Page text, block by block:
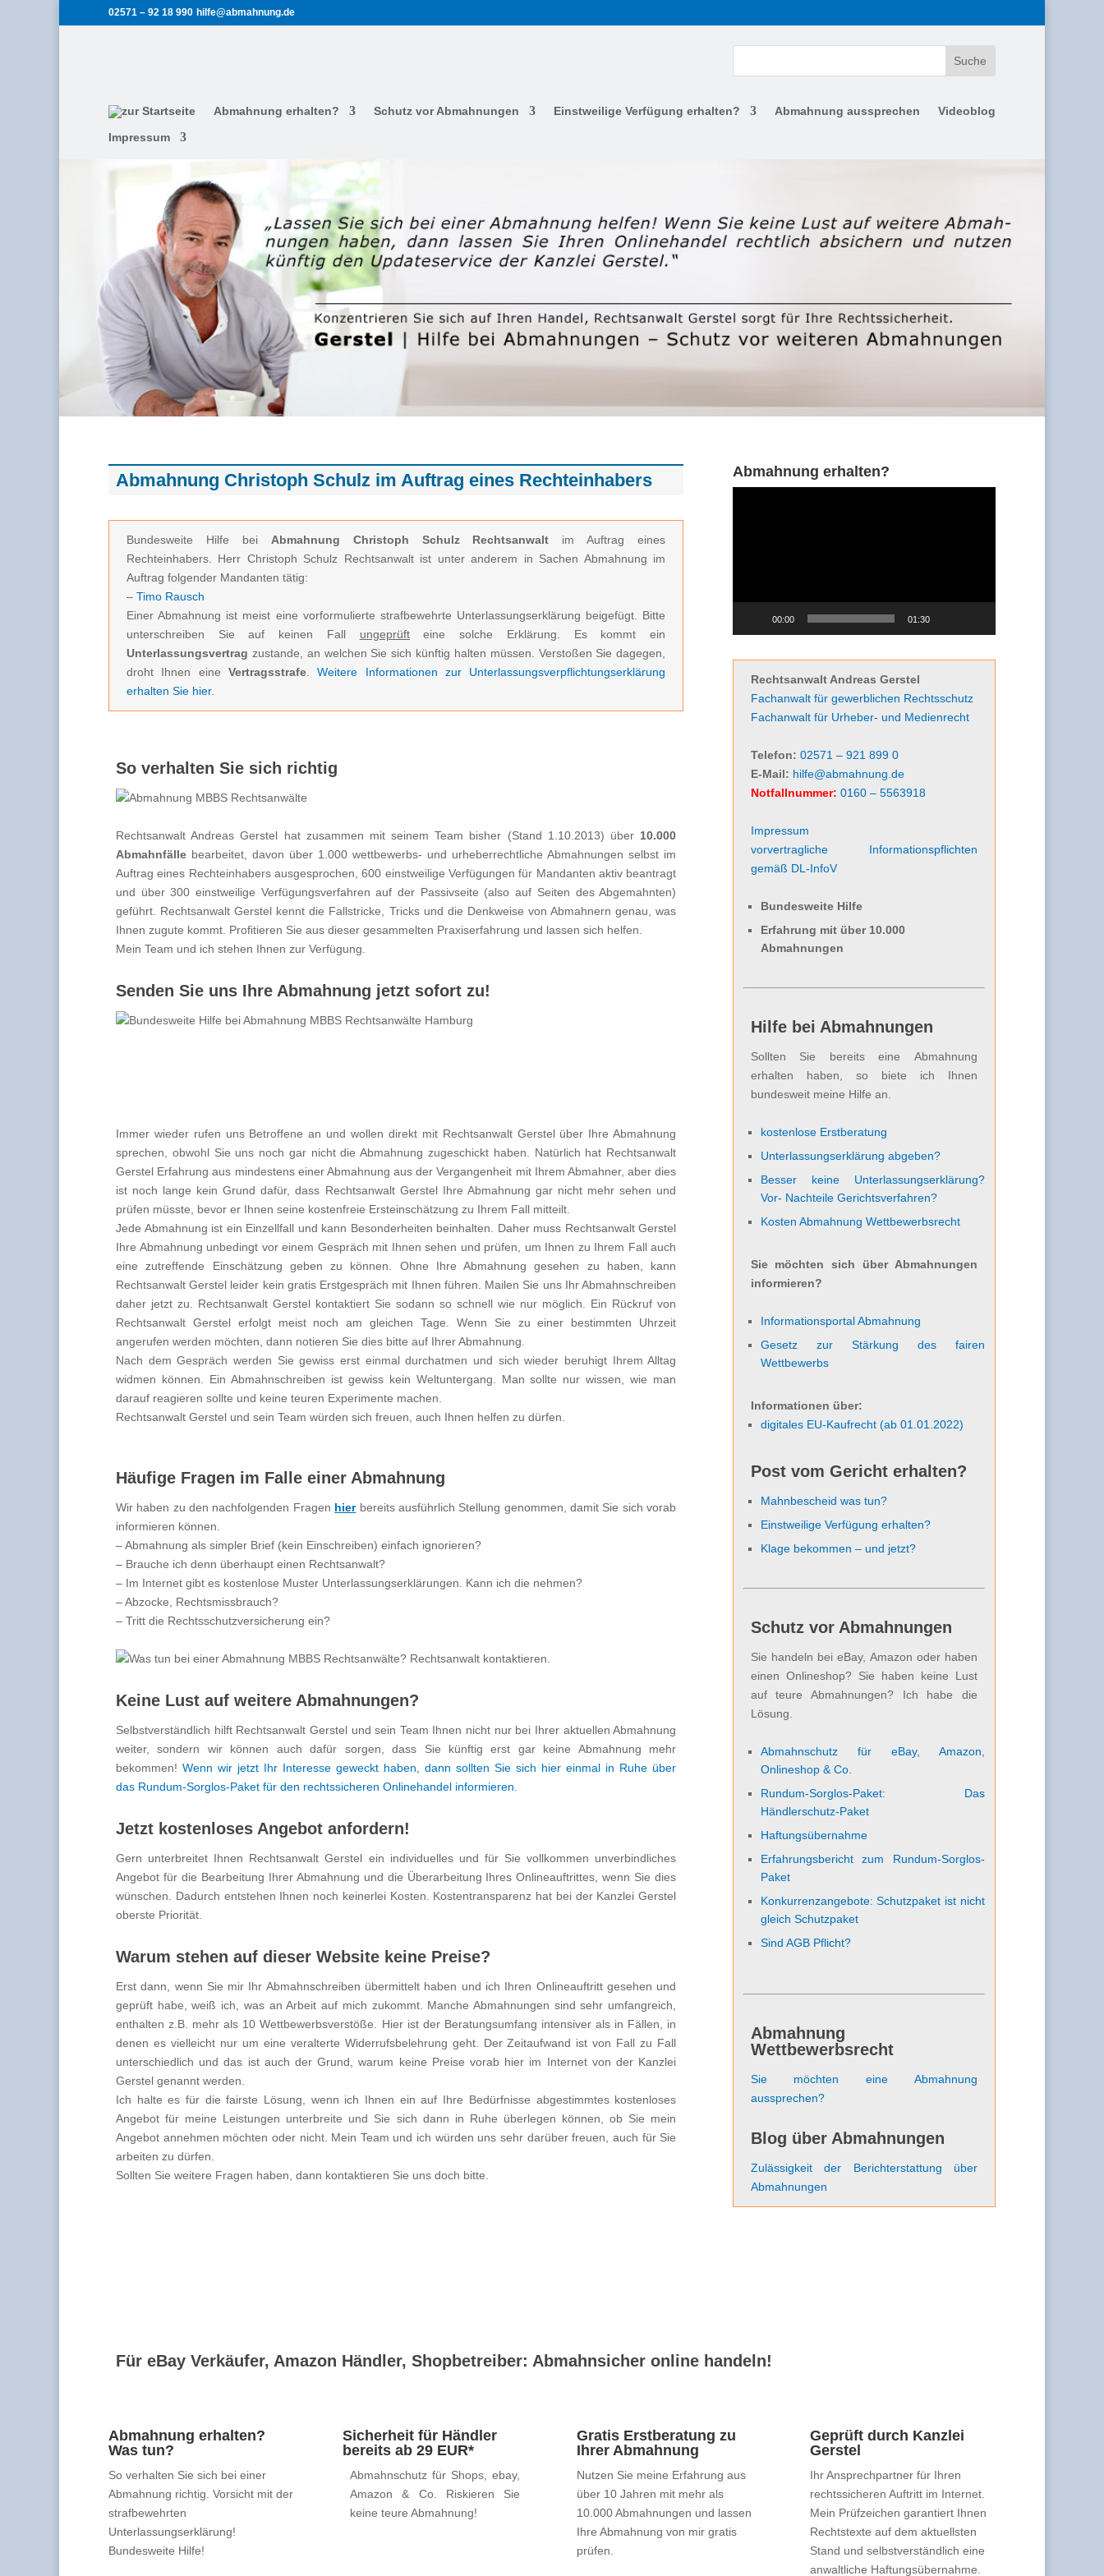
02571 – 92 18 990 hilfe@abmahnung.de
Abmahnung erhalten? Schutz vor Abmahnungen Einstweilige Verfügung erhalten? Abmahnung aussprechen
Videoblog
Impressum
Abmahnung Christoph Schulz im Auftrag eines Rechteinhabers
Bundesweite Hilfe bei Abmahnung Christoph Schulz Rechtsanwalt im Auftrag eines
Rechteinhabers. Herr Christoph Schulz Rechtsanwalt ist unter anderem in Sachen Abmahnung im
Auftrag folgender Mandanten tätig:
– Timo Rausch
Einer Abmahnung ist meist eine vorformulierte strafbewehrte Unterlassungserklärung beigefügt. Bitte
unterschreiben Sie auf keinen Fall ungeprüfteine solche Erklärung. Es kommt ein
Unterlassungsvertrag zustande, an welchen Sie sich künftig halten müssen. Verstoßen Sie dagegen,
droht Ihnen eine Vertragsstrafe.Weitere Informationen zur Unterlassungsverpflichtungserklärung
erhalten Sie hier.
So verhalten Sie sich richtig
Rechtsanwalt Andreas Gerstel hat zusammen mit seinem Team bisher (Stand 1.10.2013) über 10.000
Abmahnfälle bearbeitet, davon über 1.000 wettbewerbs- und urheberrechtliche Abmahnungen selbst im
Auftrag eines Rechteinhabers ausgesprochen, 600 einstweilige Verfügungen für Mandanten aktiv beantragt
und über 300 einstweilige Verfügungsverfahren auf der Passivseite (also auf Seiten des Abgemahnten)
geführt. Rechtsanwalt Gerstel kennt die Fallstricke, Tricks und die Denkweise von Abmahnern genau, was
Ihnen zugute kommt. Profitieren Sie aus dieser gesammelten Praxiserfahrung und lassen sich helfen.
Mein Team und ich stehen Ihnen zur Verfügung.
Senden Sie uns Ihre Abmahnung jetzt sofort zu!
Immer wieder rufen uns Betroffene an und wollen direkt mit Rechtsanwalt Gerstel über Ihre Abmahnung
sprechen, obwohl Sie uns noch gar nicht die Abmahnung zugeschickt haben. Natürlich hat Rechtsanwalt
Gerstel Erfahrung aus mindestens einer Abmahnung aus der Vergangenheit mit Ihrem Abmahner, aber dies
ist noch lange kein Grund dafür, dass Rechtsanwalt Gerstel Ihre Abmahnung gar nicht mehr sehen und
prüfen müsste, bevor er Ihnen seine kostenfreie Ersteinschätzung zu Ihrem Fall mitteilt.
Jede Abmahnung ist ein Einzellfall und kann Besonderheiten beinhalten. Daher muss Rechtsanwalt Gerstel
Ihre Abmahnung unbedingt vor einem Gespräch mit Ihnen sehen und prüfen, um Ihnen zu Ihrem Fall auch
eine zutreffende Einschätzung geben zu können. Ohne Ihre Abmahnung gesehen zu haben, kann
Rechtsanwalt Gerstel leider kein gratis Erstgespräch mit Ihnen führen. Mailen Sie uns Ihr Abmahnschreiben
daher jetzt zu. Rechtsanwalt Gerstel kontaktiert Sie sodann so schnell wie nur möglich. Ein Rückruf von
Rechtsanwalt Gerstel erfolgt meist noch am gleichen Tage. Wenn Sie zu einer bestimmten Uhrzeit
angerufen werden möchten, dann notieren Sie dies bitte auf Ihrer Abmahnung.
Nach dem Gespräch werden Sie gewiss erst einmal durchatmen und sich wieder beruhigt Ihrem Alltag
widmen können. Ein Abmahnschreiben ist gewiss kein Weltuntergang. Man sollte nur wissen, wie man
darauf reagieren sollte und keine teuren Experimente machen.
Rechtsanwalt Gerstel und sein Team würden sich freuen, auch Ihnen helfen zu dürfen.
Häufige Fragen im Falle einer Abmahnung
Wir haben zu den nachfolgenden Fragen hierbereits ausführlich Stellung genommen, damit Sie sich vorab
informieren können.
– Abmahnung als simpler Brief (kein Einschreiben) einfach ignorieren?
– Brauche ich denn überhaupt einen Rechtsanwalt?
– Im Internet gibt es kostenlose Muster Unterlassungserklärungen. Kann ich die nehmen?
– Abzocke, Rechtsmissbrauch?
– Tritt die Rechtsschutzversicherung ein?
Keine Lust auf weitere Abmahnungen?
Selbstverständlich hilft Rechtsanwalt Gerstel und sein Team Ihnen nicht nur bei Ihrer aktuellen Abmahnung
weiter, sondern wir können auch dafür sorgen, dass Sie künftig erst gar keine Abmahnung mehr
bekommen!Wenn wir jetzt Ihr Interesse geweckt haben, dann sollten Sie sich hier einmal in Ruhe über
das Rundum-Sorglos-Paket für den rechtssicheren Onlinehandel informieren
Jetzt kostenloses Angebot anfordern!
Gern unterbreitet Ihnen Rechtsanwalt Gerstel ein individuelles und für Sie vollkommen unverbindliches
Angebot für die Bearbeitung Ihrer Abmahnung und die Überarbeitung Ihres Onlineauftrittes, wenn Sie dies
wünschen. Dadurch entstehen Ihnen noch keinerlei Kosten. Kostentransparenz hat bei der Kanzlei Gerstel
oberste Priorität.
Warum stehen auf dieser Website keine Preise?
Erst dann, wenn Sie mir Ihr Abmahnschreiben übermittelt haben und ich Ihren Onlineauftritt gesehen und
geprüft habe, weiß ich, was an Arbeit auf mich zukommt. Manche Abmahnungen sind sehr umfangreich,
enthalten z.B. mehr als 10 Wettbewerbsverstöße. Hier ist der Beratungsumfang intensiver als in Fällen, in
denen es vielleicht nur um eine veralterte Widerrufsbelehrung geht. Der Zeitaufwand ist von Fall zu Fall
unterschiedlich und das ist auch der Grund, warum keine Preise vorab hier im Internet von der Kanzlei
Gerstel genannt werden.
Ich halte es für die fairste Lösung, wenn ich Ihnen ein auf Ihre Bedürfnisse abgestimmtes kostenloses
Angebot für meine Leistungen unterbreite und Sie sich dann in Ruhe überlegen können, ob Sie mein
Angebot annehmen möchten oder nicht. Mein Team und ich würden uns sehr darüber freuen, auch für Sie
arbeiten zu dürfen.
Sollten Sie weitere Fragen haben, dann kontaktieren Sie uns doch bitte.
Abmahnung erhalten?
00:00 01:30
Rechtsanwalt Andreas Gerstel
Fachanwalt für gewerblichen Rechtsschutz
Fachanwalt für Urheber- und Medienrecht
Telefon: 02571 – 921 899 0
E-Mail: hilfe@abmahnung.de
Notfallnummer: 0160 – 5563918
Impressum
vorvertragliche Informationspflichten
gemäß DL-InfoV
Bundesweite Hilfe
Erfahrung mit über 10.000
Abmahnungen
Hilfe bei Abmahnungen
Sollten Sie bereits eine Abmahnung
erhalten haben, so biete ich Ihnen
bundesweit meine Hilfe an.
kostenlose Erstberatung
Unterlassungserklärung abgeben?
Besser keine Unterlassungserklärung?
Vor- Nachteile Gerichtsverfahren?
Kosten Abmahnung Wettbewerbsrecht
Sie möchten sich über Abmahnungen
informieren?
Informationsportal Abmahnung
Gesetz zur Stärkung des fairen
Wettbewerbs
Informationen über:
digitales EU-Kaufrecht (ab 01.01.2022)
Post vom Gericht erhalten?
Mahnbescheid was tun?
Einstweilige Verfügung erhalten?
Klage bekommen – und jetzt?
Schutz vor Abmahnungen
Sie handeln bei eBay, Amazon oder haben
einen Onlineshop? Sie haben keine Lust
auf teure Abmahnungen? Ich habe die
Lösung.
Abmahnschutz für eBay, Amazon,
Onlineshop & Co.
Rundum-Sorglos-Paket: Das
Händlerschutz-Paket
Haftungsübernahme
Erfahrungsbericht zum Rundum-Sorglos-
Paket
Konkurrenzangebote: Schutzpaket ist nicht
gleich Schutzpaket
Sind AGB Pflicht?
Abmahnung
Wettbewerbsrecht
Sie möchten eine Abmahnung
aussprechen?
Blog über Abmahnungen
Zulässigkeit der Berichterstattung über
Abmahnungen
Für eBay Verkäufer, Amazon Händler, Shopbetreiber: Abmahnsicher online handeln!
Abmahnung erhalten?
Was tun?
So verhalten Sie sich bei einer
Abmahnung richtig. Vorsicht mit der
strafbewehrten
Unterlassungserklärung!
Bundesweite Hilfe!
Sicherheit für Händler
bereits ab 29 EUR*
Abmahnschutz für Shops, ebay,
Amazon & Co. Riskieren Sie
keine teure Abmahnung!
Gratis Erstberatung zu
Ihrer Abmahnung
Nutzen Sie meine Erfahrung aus
über 10 Jahren mit mehr als
10.000 Abmahnungen und lassen
Ihre Abmahnung von mir gratis
prüfen.
Geprüft durch Kanzlei
Gerstel
Ihr Ansprechpartner für Ihren
rechtssicheren Auftritt im Internet.
Mein Prüfzeichen garantiert Ihnen
Rechtstexte auf dem aktuellsten
Stand und selbstverständlich eine
anwaltliche Haftungsübernahme.